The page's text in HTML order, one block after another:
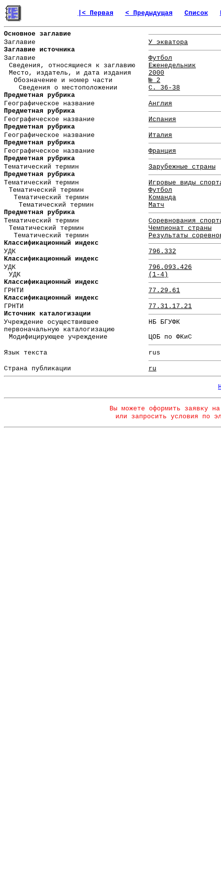
|< Первая < Предыдущая Список
Основное заглавие
Заглавие
У экватора
Заглавие источника
Заглавие
Футбол
Сведения, относящиеся к заглавию
Еженедельник
Место, издатель, и дата издания
2000
Обозначение и номер части
№ 2
Сведения о местоположении
С. 36-38
Предметная рубрика
Географическое название
Англия
Предметная рубрика
Географическое название
Испания
Предметная рубрика
Географическое название
Италия
Предметная рубрика
Географическое название
Франция
Предметная рубрика
Тематический термин
Зарубежные страны
Предметная рубрика
Тематический термин
Игровые виды
Тематический термин
Футбол
Тематический термин
Команда
Тематический термин
Матч
Предметная рубрика
Тематический термин
Соревнования
Тематический термин
Чемпионат страны
Тематический термин
Результаты
Классификационный индекс
УДК
796.332
Классификационный индекс
УДК
796.093.426
УДК
(1-4)
Классификационный индекс
ГРНТИ
77.29.61
Классификационный индекс
ГРНТИ
77.31.17.21
Источник каталогизации
Учреждение осуществившее
первоначальную каталогизацию
НБ БГУФК
Модифицирующее учреждение
ЦОБ по ФКиС
Язык текста rus
Страна публикации ru
Вы можете оформить заявку
или запросить условия по